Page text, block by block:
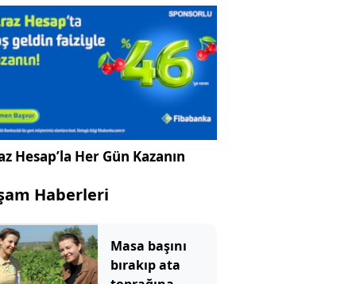
Hesap’la Her Gün Kazanın
Haberleri
Masa başını
bırakıp ata